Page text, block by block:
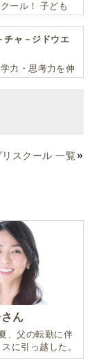
ール！ 子ども
みます
チャ－ジドウエ
力・思考力を伸
リスクール 一覧
ん
、父の転勤に伴
に引っ越した。